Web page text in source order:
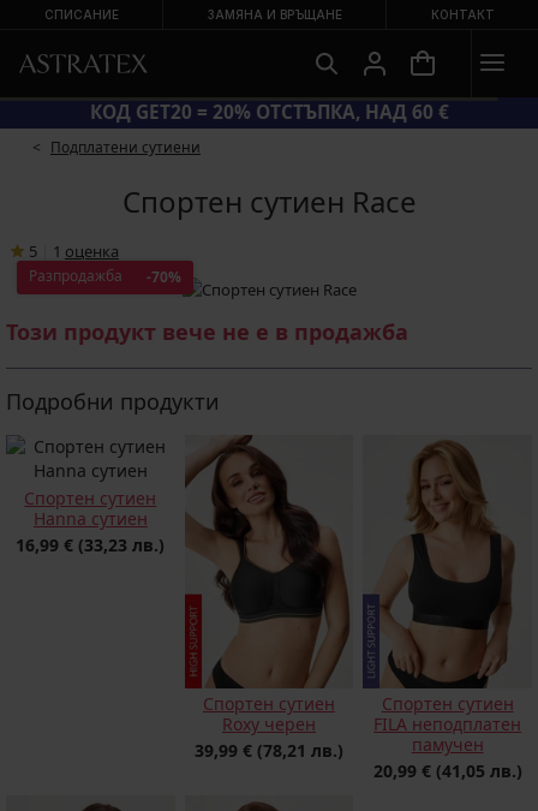
СПИСАНИЕ ЗАМЯНА И ВРЪЩАНЕ КОНТАКТ
КОД GET20 = 20% ОТСТЪПКА, НАД 60 €
Подплатени сутиени
Спортен сутиен Race
5 1 oценка
Разпродажба -70%
Този продукт вече не е в продажба
Подробни продукти
Спортен сутиен
Hanna сутиен
16,99 € (33,23 лв.)
Спортен сутиен
Roxy черен
39,99 € (78,21 лв.)
Спортен сутиен
FILA неподплатен
памучен
20,99 € (41,05 лв.)